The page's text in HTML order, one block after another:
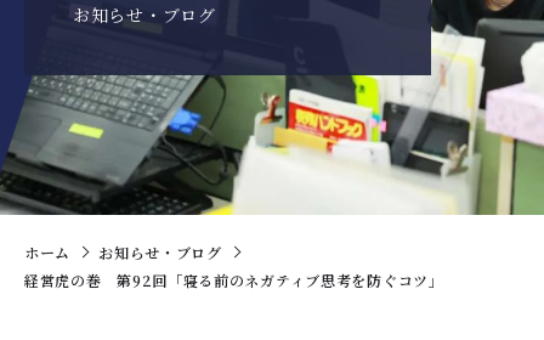
お知らせ・ブログ
ホーム
お知らせ・ブログ
経営虎の巻 第92回「寝る前のネガティブ思考を防ぐコツ」